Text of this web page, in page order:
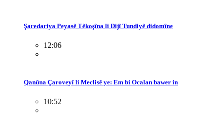
Şaredariya Peyasê Têkoşîna li Dijî Tundiyê didomîne
12:06
Qanûna Çaroveyî li Meclisê ye: Em bi Ocalan bawer in
10:52